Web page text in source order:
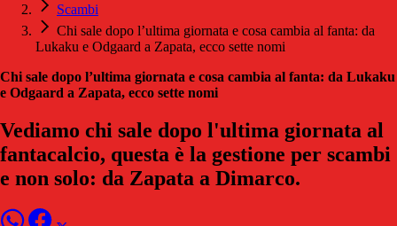
Scambi
Chi sale dopo l’ultima giornata e cosa cambia al fanta: da
Lukaku e Odgaard a Zapata, ecco sette nomi
Chi sale dopo l’ultima giornata e cosa cambia al fanta: da Lukaku
e Odgaard a Zapata, ecco sette nomi
Vediamo chi sale dopo l'ultima giornata al
fantacalcio, questa è la gestione per scambi
e non solo: da Zapata a Dimarco.